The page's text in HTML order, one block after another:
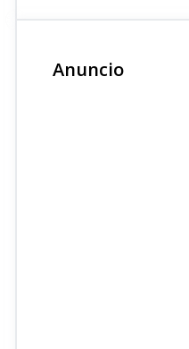
Anuncio